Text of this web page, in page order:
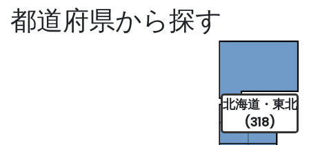
都道府県から探す
北海道・東北
(318)